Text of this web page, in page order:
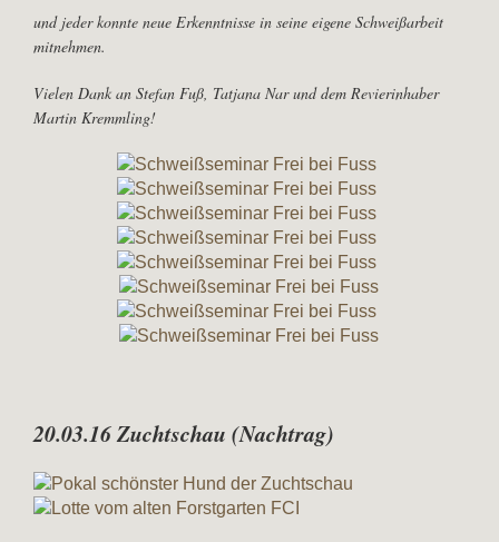
und jeder konnte neue Erkenntnisse in seine eigene Schweißarbeit
mitnehmen.
Vielen Dank an Stefan Fuß, Tatjana Nar und dem Revierinhaber
Martin Kremmling!
20.03.16 Zuchtschau (Nachtrag)